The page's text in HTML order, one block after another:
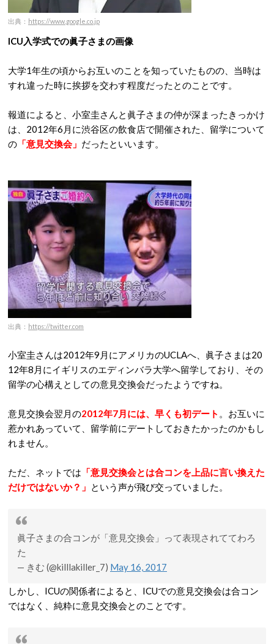
出典： https://www.google.co.jp
ICU入学式での眞子さまの画像
大学1年生の頃からお互いのことを知っていたものの、当時は
すれ違った時に挨拶を交わす程度だったとのことです。
報道によると、小室圭さんと眞子さまの仲が深まったきっかけ
は、2012年6月に渋谷区の飲食店で開催された、留学について
の 「意見交換会」 だったといいます。
出典： https://twitter.com
小室圭さんは2012年9月にアメリカのUCLAへ、眞子さまは20
12年8月にイギリスのエディンバラ大学へ留学しており、その
留学の心構えとしての意見交換会だったようですね。
意見交換会翌月の2012年7月には、早くも初デート 。お互いに
惹かれあっていて、留学前にデートしておきたかったのかもし
れません。
ただ、ネットでは 「意見交換会とは合コンを上品に言い換えた
だけではないか？」 という声が飛び交っていました。
眞子さまの合コンが「意見交換会」って表現されててわろ
た
— きむ (@killlakiller_7) May 16, 2017
しかし、ICUの関係者によると、ICUでの意見交換会は合コン
ではなく、純粋に意見交換会とのことです。